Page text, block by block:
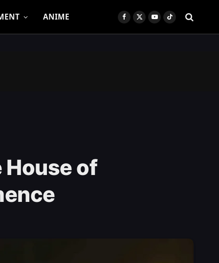
ANIME Facebook
X
YouTubeTikTok
House of